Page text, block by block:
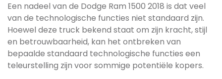
Een nadeel van de Dodge Ram 1500 2018 is dat veel
van de technologische functies niet standaard zijn.
Hoewel deze truck bekend staat om zijn kracht, stijl
en betrouwbaarheid, kan het ontbreken van
bepaalde standaard technologische functies een
teleurstelling zijn voor sommige potentiële kopers.